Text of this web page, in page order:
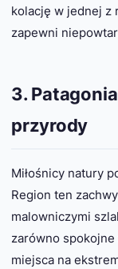
kolację w jednej z
zapewni
3.
przyrody
Miłośnicy natury
Region ten
malowniczymi
zarówno
miejsca na